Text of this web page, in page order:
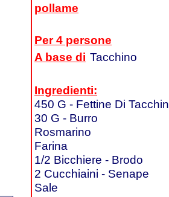
pollame
Per 4 persone
A base di Tacchino
Ingredienti:
450 G - Fettine Di
30 G - Burro
Rosmarino
Farina
1/2 Bicchiere - Brodo
2 Cucchiaini - Senape
Sale